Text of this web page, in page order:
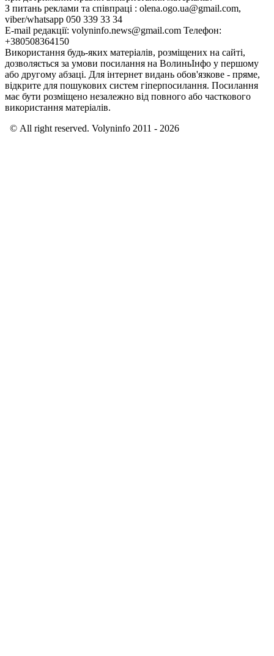
З питань реклами та співпраці : olena.ogo.ua@gmail.com,
viber/whatsapp 050 339 33 34
E-mail редакції: volyninfo.news@gmail.com Телефон:
+380508364150
Використання будь-яких матеріалів, розміщених на сайті,
дозволяється за умови посилання на ВолиньІнфо у першому
або другому абзаці. Для інтернет видань обов'язкове - пряме,
відкрите для пошукових систем гіперпосилання. Посилання
має бути розміщено незалежно від повного або часткового
використання матеріалів.
© All right reserved. Volyninfo 2011 - 2026